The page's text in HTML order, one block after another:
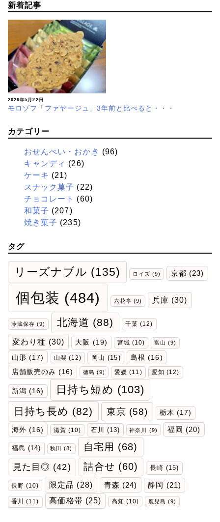
新着記事
2026年5月22日
モロゾフ「ファヤージュ」3年前と比べると・・・
カテゴリー
おせんべい・おかき (96)
キャンディ (26)
ケーキ (21)
スナック菓子 (22)
チョコレート
(60)
和菓子 (207)
焼き菓子 (235)
タグ
リーズナブル (135) ロイズ (9) 京都 (23)
個包装 (484) 六花亭 (9) 兵庫 (30)
冷蔵保存 (9) 北海道 (88) 千葉 (12)
変わり種 (30) 大阪 (19) 宮城 (10) 富山 (9)
山形 (17) 山梨 (12) 岡山 (15) 島根 (16)
店舗販売のみ (16) 徳島 (9) 愛媛 (11) 愛知 (12)
新潟 (16) 日持ち短め (103)
日持ち長め (82) 東京 (58) 栃木 (17)
海外 (16) 滋賀 (10) 石川 (13) 神奈川 (9) 福岡 (20)
福島 (14) 秋田 (8) 自宅用 (68)
見た目◎ (42) 詰合せ (60) 長崎 (15)
長野 (10) 限定品 (28) 青森 (24) 静岡 (21)
香川 (11) 高価格帯 (25) 高知 (10) 鹿児島 (9)